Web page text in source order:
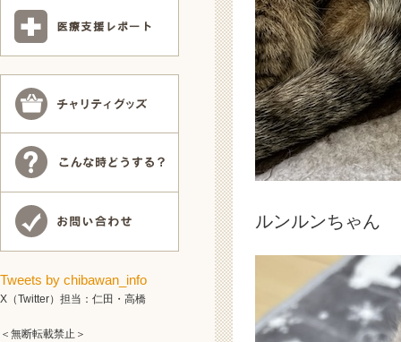
ルンルンちゃん
Tweets by chibawan_info
X（Twitter）担当：仁田・高橋
＜無断転載禁止＞